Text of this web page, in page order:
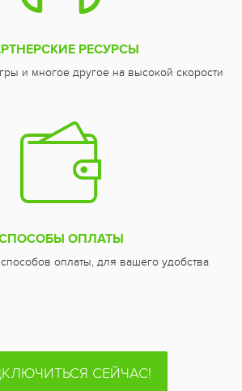
РЕСУРСЫ
и многое другое на высокой скорости
ОПЛАТЫ
оплаты, для вашего удобства
СЕЙЧАС!